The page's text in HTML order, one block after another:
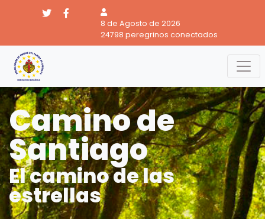
8 de Agosto de 2026
24798 peregrinos conectados
Camino de
Santiago
El camino de las
estrellas